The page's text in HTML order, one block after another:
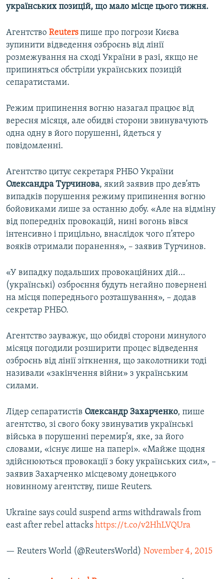
українських позицій, що мало місце цього тижня.
Агентство Reutersпише про погрози Києва
зупинити відведення озброєнь від лінії
розмежування на сході України в разі, якщо не
припиняться обстріли українських позицій
сепаратистами.
Режим припинення вогню назагал працює від
вересня місяця, але обидві сторони звинувачують
одна одну в його порушенні, йдеться у
повідомленні.
Агентство цитує секретаря РНБО України
Олександра Турчинова, який заявив про дев’ять
випадків порушення режиму припинення вогню
бойовиками лише за останню добу. «Але на відміну
від попередніх провокацій, нині вогонь вівся
інтенсивно і прицільно, внаслідок чого п’ятеро
вояків отримали поранення», – заявив Турчинов.
«У випадку подальших провокаційних дій…
(українські) озброєння будуть негайно повернені
на місця попереднього розташування», – додав
секретар РНБО.
Агентство зауважує, що обидві сторони минулого
місяця погодили розширити процес відведення
озброєнь від лінії зіткнення, що заколотники тоді
називали «закінчення війни» з українським
силами.
Лідер сепаратистів Олександр Захарченко, пише
агентство, зі свого боку звинуватив українські
війська в порушенні перемир’я, яке, за його
словами, «існує лише на папері». «Майже щодня
здійснюються провокації з боку українських сил», –
заявив Захарченко місцевому донецького
новинному агентству, пише Reuters.
Ukraine says could suspend arms withdrawals from
east after rebel attacks https://t.co/v2HhLVQUra
— Reuters World (@ReutersWorld) November 4, 2015